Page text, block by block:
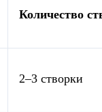
Количество
2–3 створки